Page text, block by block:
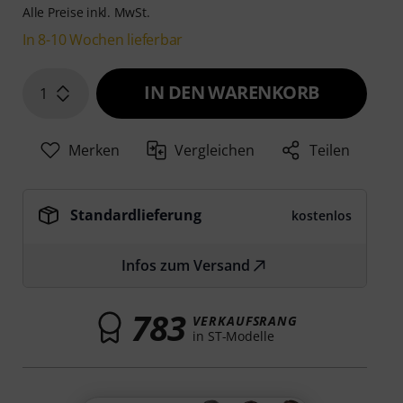
Alle Preise inkl. MwSt.
In 8-10 Wochen lieferbar
1 IN DEN WARENKORB
Merken Vergleichen Teilen
Standardlieferung kostenlos
Infos zum Versand
783 VERKAUFSRANG
in ST-Modelle